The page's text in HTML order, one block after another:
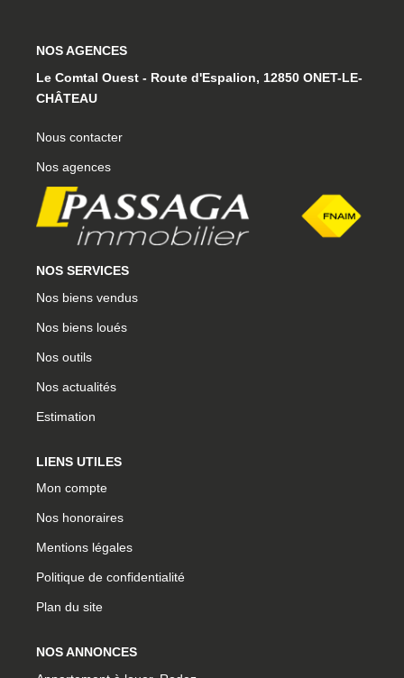
NOS AGENCES
Le Comtal Ouest - Route d'Espalion, 12850 ONET-LE-
CHÂTEAU
Nous contacter
Nos agences
NOS SERVICES
Nos biens vendus
Nos biens loués
Nos outils
Nos actualités
Estimation
LIENS UTILES
Mon compte
Nos honoraires
Mentions légales
Politique de confidentialité
Plan du site
NOS ANNONCES